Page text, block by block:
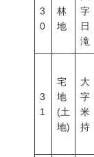
3
0
林
地
字
日
滝
3
1
宅
地
(土
地)
大
字
米
持